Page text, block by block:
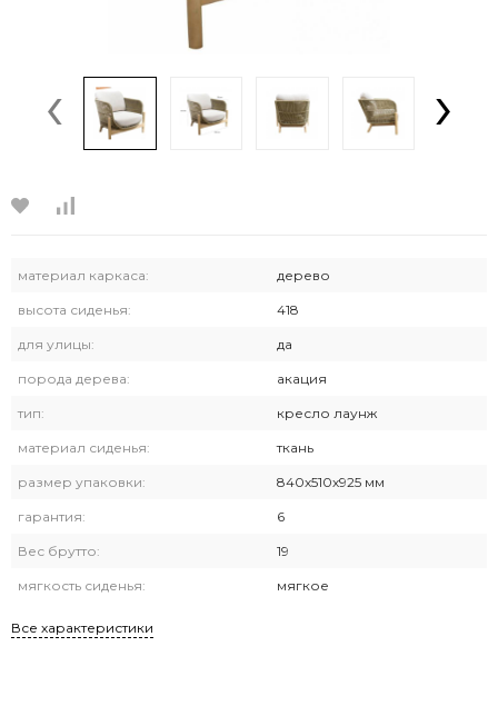
‹ ›
материал каркаса: дерево
высота сиденья: 418
для улицы: да
порода дерева: акация
тип: кресло лаунж
материал сиденья: ткань
размер упаковки: 840х510х925 мм
гарантия: 6
Вес брутто: 19
мягкость сиденья: мягкое
Все характеристики